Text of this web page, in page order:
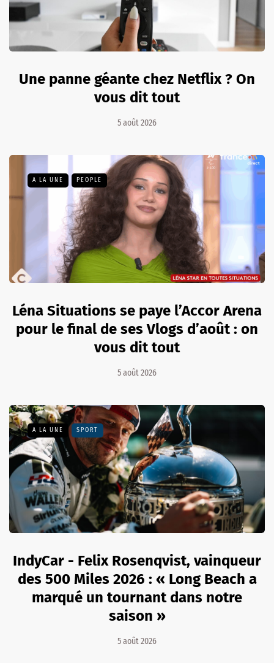
Une panne géante chez Netflix ? On
vous dit tout
5 août 2026
A LA UNE PEOPLE
Léna Situations se paye l’Accor Arena
pour le final de ses Vlogs d’août : on
vous dit tout
5 août 2026
A LA UNE SPORT
IndyCar - Felix Rosenqvist, vainqueur
des 500 Miles 2026 : « Long Beach a
marqué un tournant dans notre
saison »
5 août 2026